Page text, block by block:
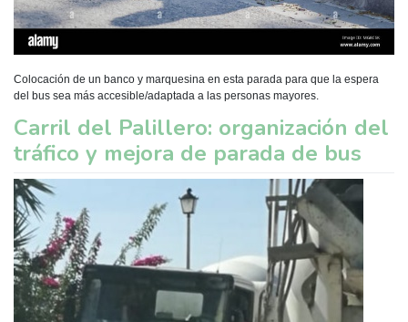
Colocación de un banco y marquesina en esta parada para que la espera
del bus sea más accesible/adaptada a las personas mayores.
Carril del Palillero: organización del
tráfico y mejora de parada de bus